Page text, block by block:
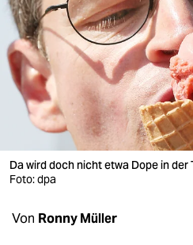
berlin
nord
wahrheit
verlag
verlag
shop
Da wird doch nicht etwa Dope in der
Foto: dpa
Von Ronny Müller